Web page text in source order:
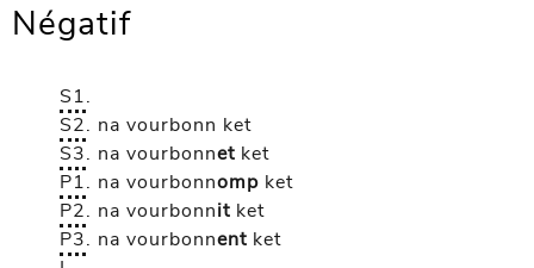
Négatif
S1.
S2. na vourbonn ket
S3. na vourbonnet ket
P1. na vourbonnomp ket
P2. na vourbonnit ket
P3. na vourbonnent ket